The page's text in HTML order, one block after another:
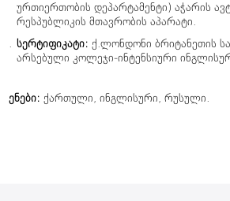
ურთიერთობის დეპარტამენტი) აჭარის
რესპუბლიკის მთავრობის აპარატი.
სერტიფიკატი: ქ.ლონდონი ბრიტანეთის
არსებული კოლეჯი-ინტენსიური
ენები: ქართული, ინგლისური, რუსული.